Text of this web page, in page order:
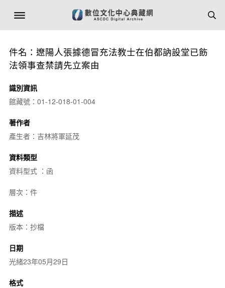
件名：遼陽人張據德冒充法教士在伯都訥設堂已飭
法領事查禁請先立案由
識別資訊
館藏號：01-12-018-01-004
著作者
產生者：吉林將軍延茂
資料類型
資料型式 ：函
層次：件
描述
版本：抄檔
日期
光緒23年05月29日
格式